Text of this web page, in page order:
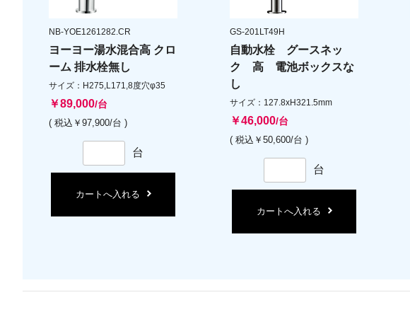
NB-YOE1261282.CR
ヨーヨー湯水混合高 クロ
ーム 排水栓無し
サイズ：H275,L171,8度穴φ35
￥89,000/台
( 税込￥97,900/台 )
台
カートへ入れる
GS-201LT49H
自動水栓 グースネッ
ク 高 電池ボックスな
し
サイズ：127.8xH321.5mm
￥46,000/台
( 税込￥50,600/台 )
台
カートへ入れる